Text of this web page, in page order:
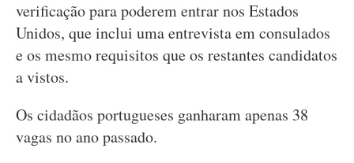
verificação para poderem entrar nos Estados
Unidos, que inclui uma entrevista em consulados
e os mesmo requisitos que os restantes candidatos
a vistos.
Os cidadãos portugueses ganharam apenas 38
vagas no ano passado.